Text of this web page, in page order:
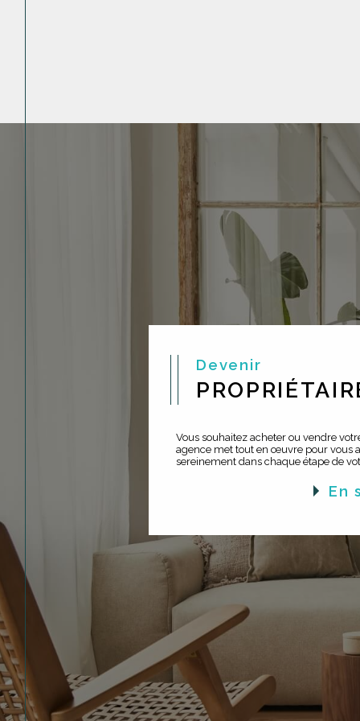
Devenir
Vous souhaitez acheter ou vendre
agence met tout en œuvre pour vous
sereinement dans chaque étape de